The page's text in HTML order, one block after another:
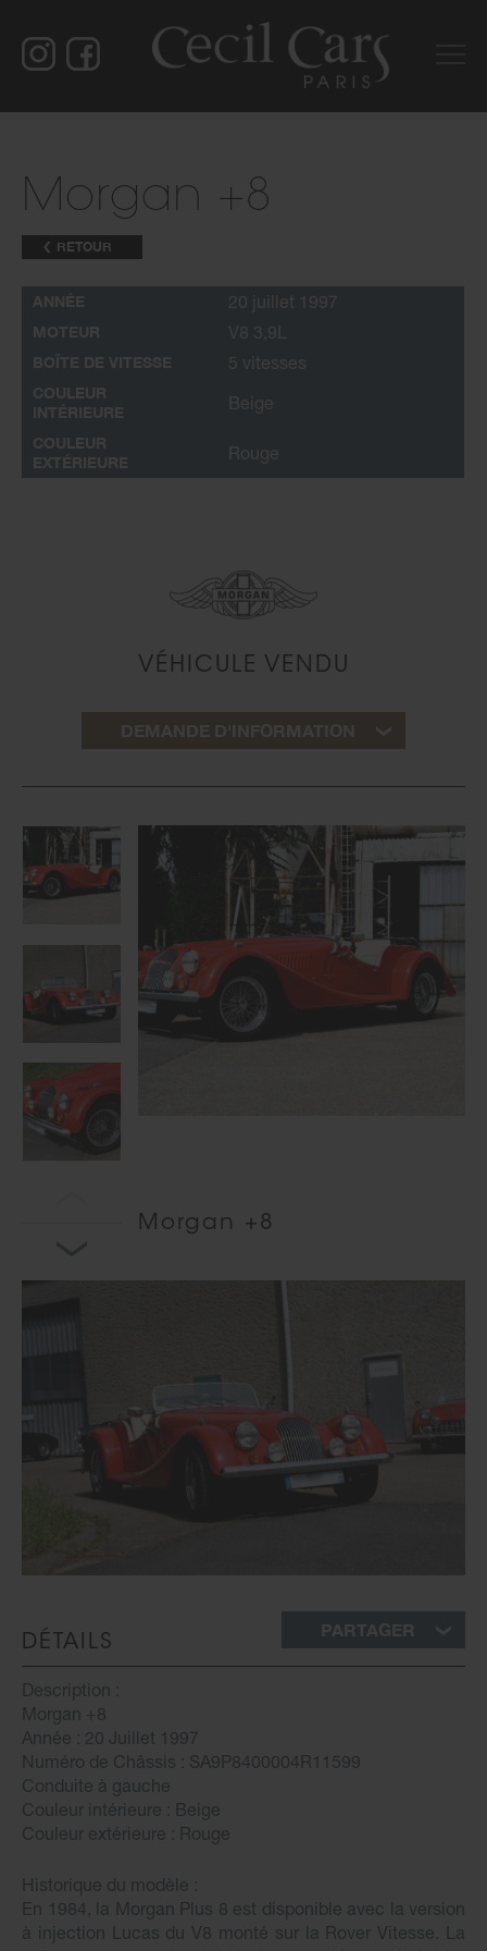
Morgan +8
RETOUR
VÉHICULE VENDU
DEMANDE D'INFORMATION
Morgan +8
DÉTAILS
Description :
Morgan +8
Année : 20 Juillet 1997
Numéro de Châssis : SA9P8400004R11599
Conduite à gauche
Couleur intérieure : Beige
Couleur extérieure : Rouge
Historique du modèle :
En 1984, la Morgan Plus 8 est disponible avec la version
à injection Lucas du V8 monté sur la Rover Vitesse. La